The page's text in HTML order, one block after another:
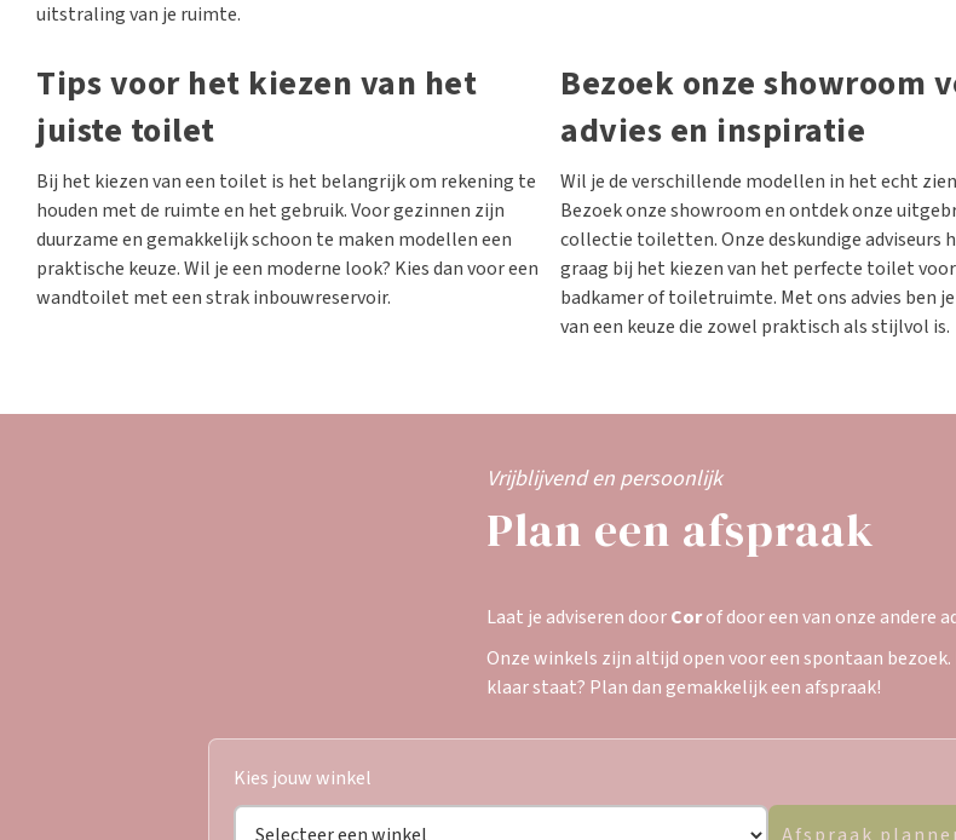
uitstraling van je ruimte.
Tips voor het kiezen van het
juiste toilet
Bij het kiezen van een toilet is het belangrijk om rekening te
houden met de ruimte en het gebruik. Voor gezinnen zijn
duurzame en gemakkelijk schoon te maken modellen een
praktische keuze. Wil je een moderne look? Kies dan voor een
wandtoilet met een strak inbouwreservoir.
Bezoek onze showroom
advies en inspiratie
Wil je de verschillende modellen in het echt
Bezoek onze showroom en ontdek onze
collectie toiletten. Onze deskundige adviseurs
graag bij het kiezen van het perfecte toilet
badkamer of toiletruimte. Met ons advies ben
van een keuze die zowel praktisch als stijlvol is.
Vrijblijvend en persoonlijk
Plan een afspraak
Laat je adviseren doorCorof door een van onze andere
Onze winkels zijn altijd open voor een spontaan
klaar staat? Plan dan gemakkelijk een afspraak!
Kies jouw winkel